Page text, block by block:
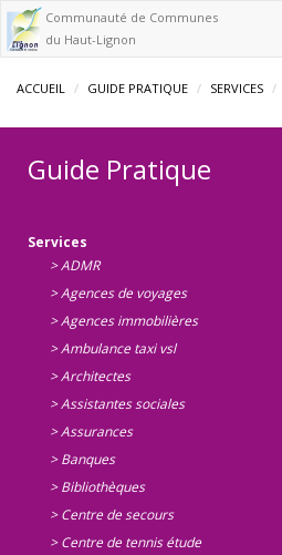
Communauté de Communes
du Haut-Lignon
ACCUEIL GUIDE PRATIQUE SERVICES
Guide Pratique
Services
> ADMR
> Agences de voyages
> Agences immobilières
> Ambulance taxi vsl
> Architectes
> Assistantes sociales
> Assurances
> Banques
> Bibliothèques
> Centre de secours
> Centre de tennis étude